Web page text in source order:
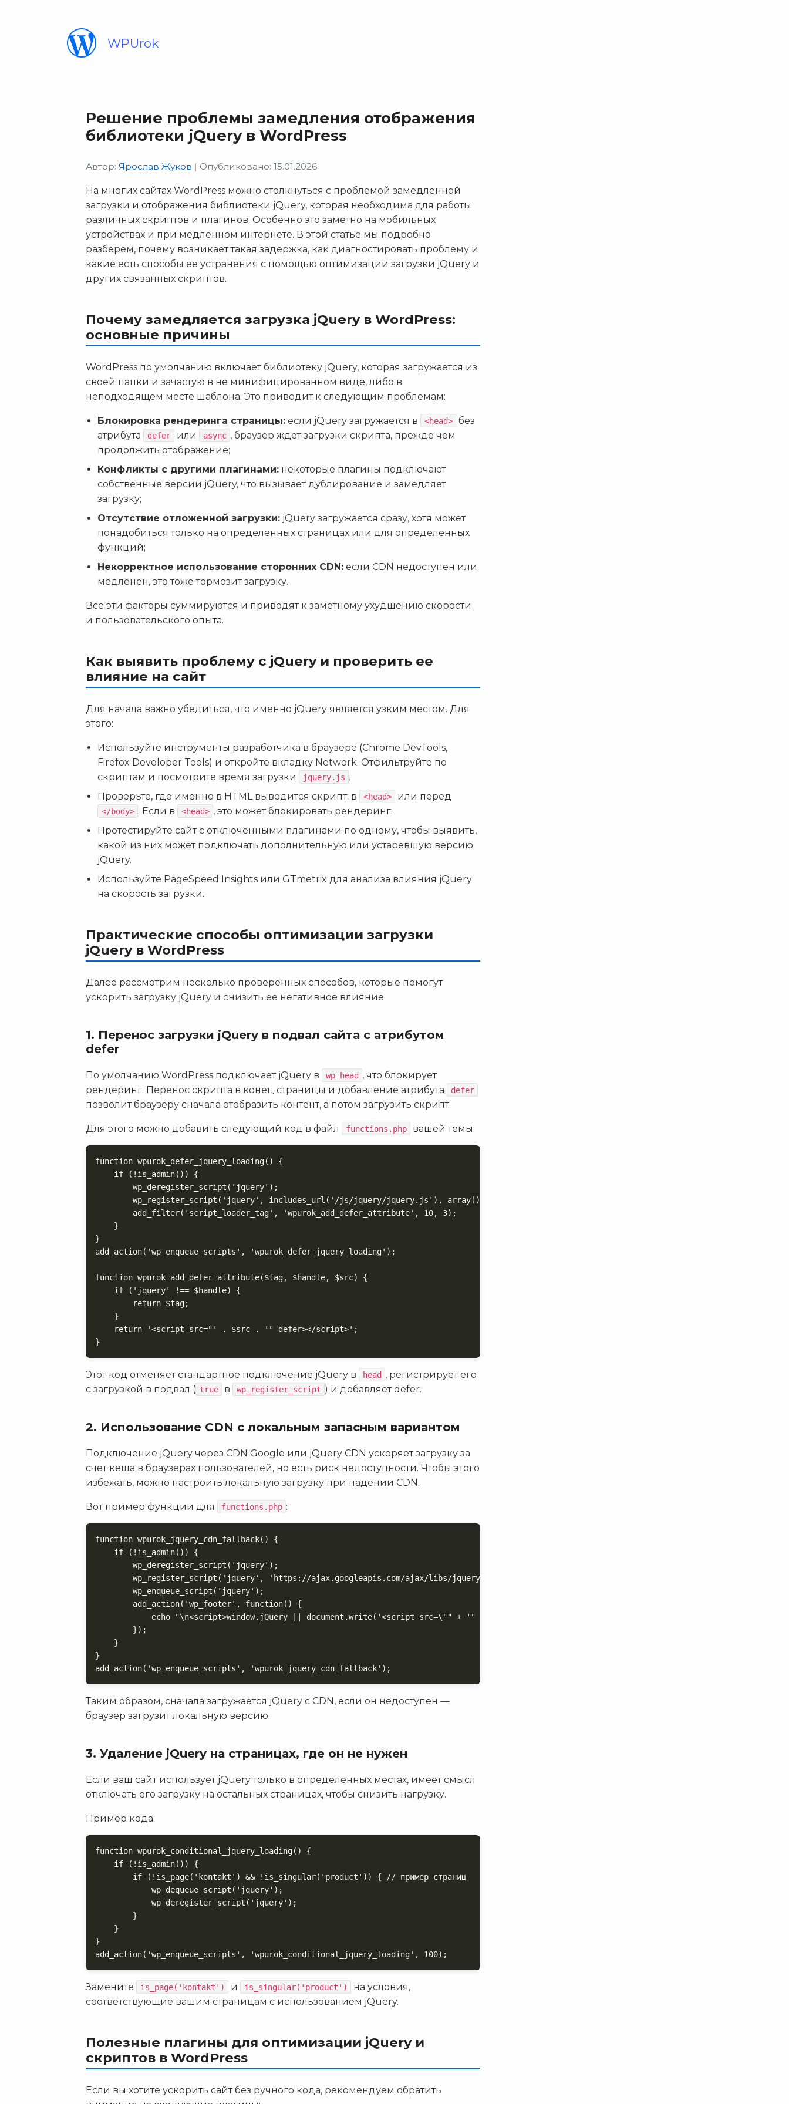
WPUrok
Решение проблемы замедления отображения
библиотеки jQuery в WordPress
Автор: Ярослав Жуков | Опубликовано: 15.01.2026
На многих сайтах WordPress можно столкнуться с проблемой замедленной
загрузки и отображения библиотеки jQuery, которая необходима для работы
различных скриптов и плагинов. Особенно это заметно на мобильных
устройствах и при медленном интернете. В этой статье мы подробно
разберем, почему возникает такая задержка, как диагностировать проблему и
какие есть способы ее устранения с помощью оптимизации загрузки jQuery и
других связанных скриптов.
Почему замедляется загрузка jQuery в WordPress:
основные причины
WordPress по умолчанию включает библиотеку jQuery, которая загружается из
своей папки и зачастую в не минифицированном виде, либо в
неподходящем месте шаблона. Это приводит к следующим проблемам:
Блокировка рендеринга страницы: если jQuery загружается в <head>
без
атрибута
defer или async , браузер ждет загрузки скрипта, прежде чем
продолжить отображение;
Конфликты с другими плагинами: некоторые плагины подключают
собственные версии jQuery, что вызывает дублирование и замедляет
загрузку;
Отсутствие отложенной загрузки: jQuery загружается сразу, хотя может
понадобиться только на определенных страницах или для определенных
функций;
Некорректное использование сторонних CDN: если CDN недоступен или
медленен, это тоже тормозит загрузку.
Все эти факторы суммируются и приводят к заметному ухудшению скорости
и пользовательского опыта.
Как выявить проблему с jQuery и проверить ее
влияние на сайт
Для начала важно убедиться, что именно jQuery является узким местом. Для
этого:
Используйте инструменты разработчика в браузере (Chrome DevTools,
Firefox Developer Tools) и откройте вкладку Network. Отфильтруйте по
скриптам и посмотрите время загрузки
jquery.js .
Проверьте, где именно в HTML выводится скрипт: в
<head> или перед
</body> . Если в <head> , это может блокировать рендеринг.
Протестируйте сайт с отключенными плагинами по одному, чтобы выявить,
какой из них может подключать дополнительную или устаревшую версию
jQuery.
Используйте PageSpeed Insights или GTmetrix для анализа влияния jQuery
на скорость загрузки.
Практические способы оптимизации загрузки
jQuery в WordPress
Далее рассмотрим несколько проверенных способов, которые помогут
ускорить загрузку jQuery и снизить ее негативное влияние.
1. Перенос загрузки jQuery в подвал сайта с атрибутом
defer
По умолчанию WordPress подключает jQuery в wp_head , что блокирует
рендеринг. Перенос скрипта в конец страницы и добавление атрибута
defer
позволит браузеру сначала отобразить контент, а потом загрузить скрипт.
Для этого можно добавить следующий код в файл functions.php вашей темы:
function wpurok_defer_jquery_loading() {
    if (!is_admin()) {
        wp_deregister_script('jquery');
        wp_register_script('jquery', includes_url('/js/jquery/jquery.js'), array(), null, true);
        add_filter('script_loader_tag', 'wpurok_add_defer_attribute', 10, 3);
    }
}
add_action('wp_enqueue_scripts', 'wpurok_defer_jquery_loading');
function wpurok_add_defer_attribute($tag, $handle, $src) {
    if ('jquery' !== $handle) {
        return $tag;
    }
    return '<script src="' . $src . '" defer></script>';
}
Этот код отменяет стандартное подключение jQuery в head , регистрирует его
с загрузкой в подвал ( true в wp_register_script ) и добавляет defer.
2. Использование CDN с локальным запасным вариантом
Подключение jQuery через CDN Google или jQuery CDN ускоряет загрузку за
счет кеша в браузерах пользователей, но есть риск недоступности. Чтобы этого
избежать, можно настроить локальную загрузку при падении CDN.
Вот пример функции для functions.php :
function wpurok_jquery_cdn_fallback() {
    if (!is_admin()) {
        wp_deregister_script('jquery');
        wp_register_script('jquery', 'https://ajax.googleapis.com/ajax/libs/jquery/3.6.0/jquery.min.js', array(), null, true);
        wp_enqueue_script('jquery');
        add_action('wp_footer', function() {
echo "\n<script>window.jQuery || document.write('<script src=\"" + '" . includes_url('/js/jquery/jquery.js') . "\"><\/script>')</
        });
    }
}
add_action('wp_enqueue_scripts', 'wpurok_jquery_cdn_fallback');
Таким образом, сначала загружается jQuery с CDN, если он недоступен —
браузер загрузит локальную версию.
3. Удаление jQuery на страницах, где он не нужен
Если ваш сайт использует jQuery только в определенных местах, имеет смысл
отключать его загрузку на остальных страницах, чтобы снизить нагрузку.
Пример кода:
function wpurok_conditional_jquery_loading() {
    if (!is_admin()) {
        if (!is_page('kontakt') && !is_singular('product')) { // пример страниц
            wp_dequeue_script('jquery');
            wp_deregister_script('jquery');
        }
    }
}
add_action('wp_enqueue_scripts', 'wpurok_conditional_jquery_loading', 100);
Замените is_page('kontakt') и is_singular('product')
на условия,
соответствующие вашим страницам с использованием jQuery.
Полезные плагины для оптимизации jQuery и
скриптов в WordPress
Если вы хотите ускорить сайт без ручного кода, рекомендуем обратить